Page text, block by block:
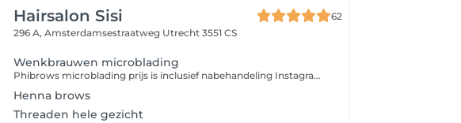
Hairsalon Sisi
62
296 A, Amsterdamsestraatweg Utrecht 3551 CS
Wenkbrauwen microblading
Phibrows microblading prijs is inclusief nabehandeling Instagram Phibrows_sadife.a
Henna brows
Threaden hele gezicht